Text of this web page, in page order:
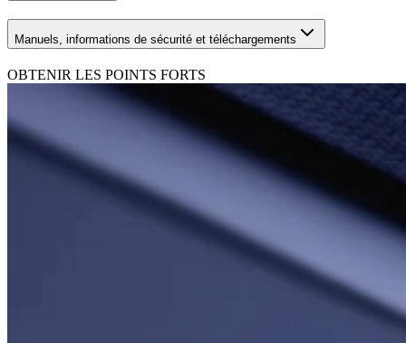
Manuels, informations de sécurité et téléchargements
OBTENIR LES POINTS FORTS